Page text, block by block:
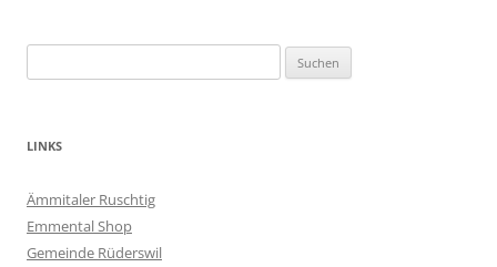
nach:
LINKS
Ämmitaler Ruschtig
Emmental Shop
Gemeinde Rüderswil